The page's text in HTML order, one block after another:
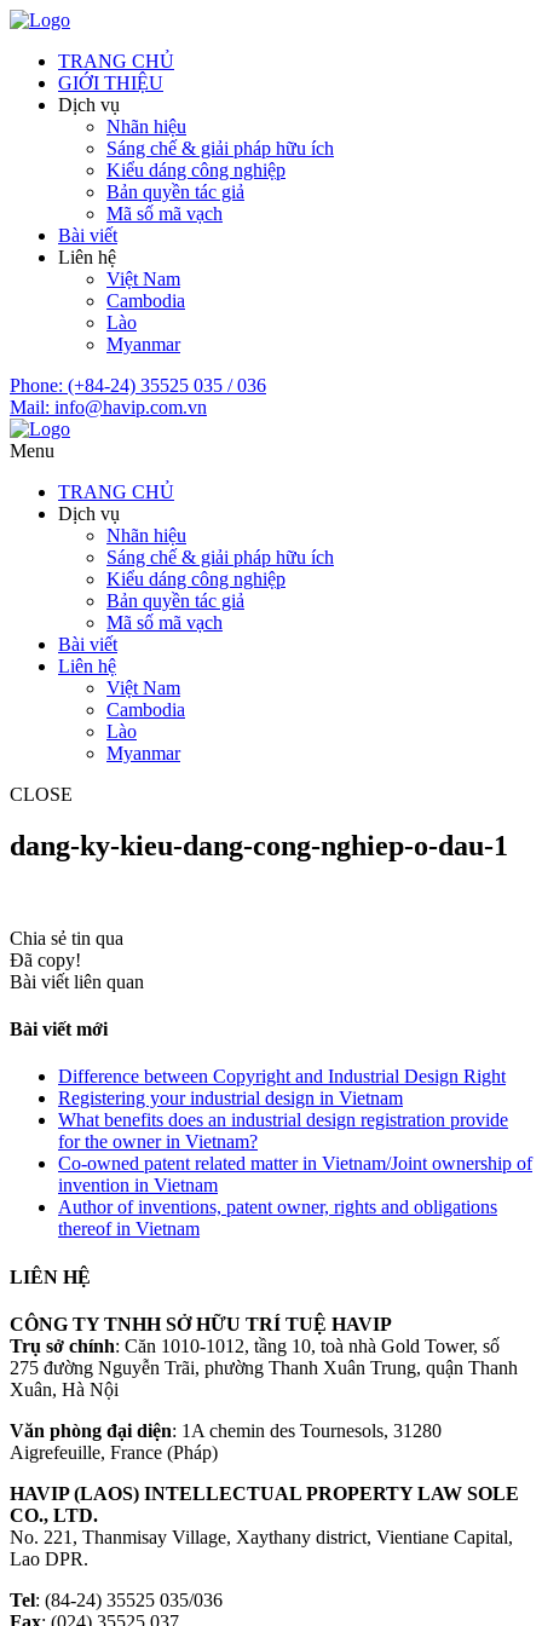
TRANG CHỦ
GIỚI THIỆU
Dịch vụ
Nhãn hiệu
Sáng chế & giải pháp hữu ích
Kiểu dáng công nghiệp
Bản quyền tác giả
Mã số mã vạch
Bài viết
Liên hệ
Việt Nam
Cambodia
Lào
Myanmar
Phone: (+84-24) 35525 035 / 036
Mail: info@havip.com.vn
Menu
TRANG CHỦ
Dịch vụ
Nhãn hiệu
Sáng chế & giải pháp hữu ích
Kiểu dáng công nghiệp
Bản quyền tác giả
Mã số mã vạch
Bài viết
Liên hệ
Việt Nam
Cambodia
Lào
Myanmar
CLOSE
dang-ky-kieu-dang-cong-nghiep-o-dau-1
Chia sẻ tin qua
Đã copy!
Bài viết liên quan
Bài viết mới
Difference between Copyright and Industrial Design Right
Registering your industrial design in Vietnam
What benefits does an industrial design registration provide
for the owner in Vietnam?
Co-owned patent related matter in Vietnam/Joint ownership of
invention in Vietnam
Author of inventions, patent owner, rights and obligations
thereof in Vietnam
LIÊN HỆ
CÔNG TY TNHH SỞ HỮU TRÍ TUỆ HAVIP
Trụ sở chính: Căn 1010-1012, tầng 10, toà nhà Gold Tower, số
275 đường Nguyễn Trãi, phường Thanh Xuân Trung, quận Thanh
Xuân, Hà Nội
Văn phòng đại diện: 1A chemin des Tournesols, 31280
Aigrefeuille, France (Pháp)
HAVIP (LAOS) INTELLECTUAL PROPERTY LAW SOLE
CO., LTD.
No. 221, Thanmisay Village, Xaythany district, Vientiane Capital,
Lao DPR.
Tel: (84-24) 35525 035/036
Fax: (024) 35525 037